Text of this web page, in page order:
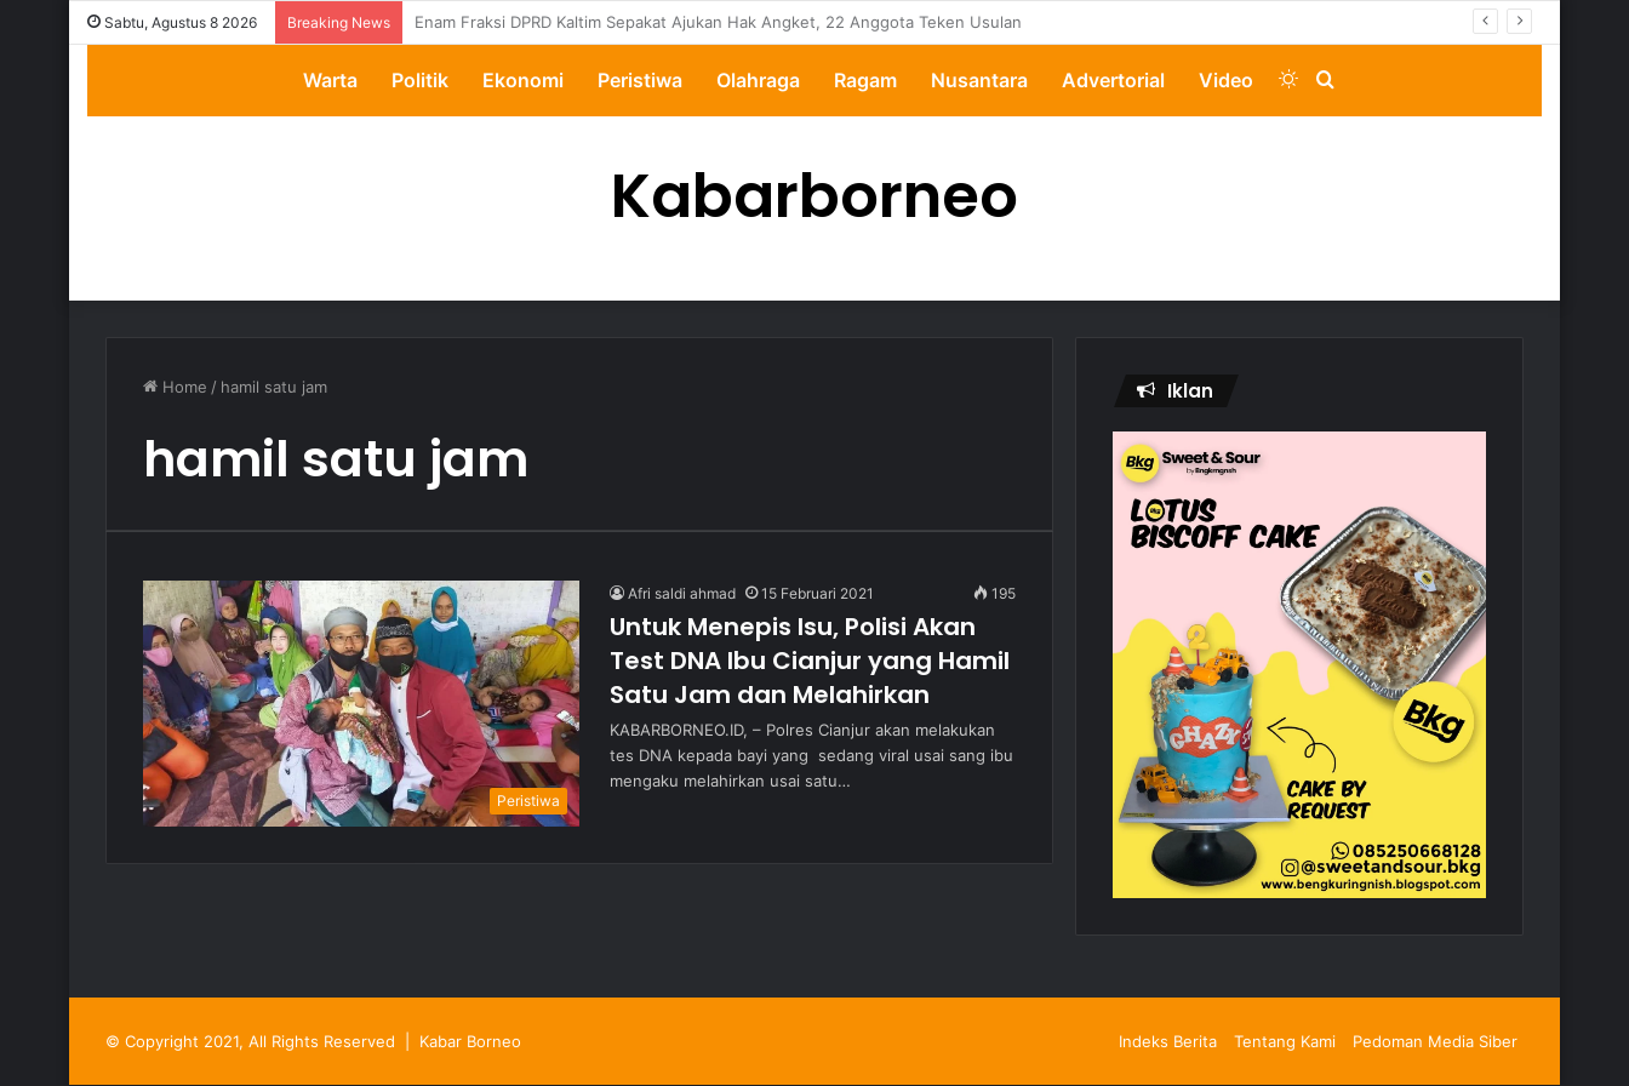
Sabtu, Agustus 8 2026 Breaking News Transparansi Dipertanyakan, Pemkot Samarinda Dalami Data Kredit Macet Bankaltimtara
Warta Politik Ekonomi Peristiwa Olahraga Ragam Nusantara Advertorial Video Search
Switch
Kabarborneo
Home / hamil satu jam
hamil satu jam
Peristiwa
Afri saldi ahmad 15 Februari 2021 195
Untuk Menepis Isu, Polisi Akan
Test DNA Ibu Cianjur yang Hamil
Satu Jam dan Melahirkan
KABARBORNEO.ID, – Polres Cianjur akan melakukan
tes DNA kepada bayi yang sedang viral usai sang ibu
mengaku melahirkan usai satu…
Iklan
© Copyright 2021, All Rights Reserved | Kabar Borneo Indeks Berita Tentang Kami Pedoman Media Siber